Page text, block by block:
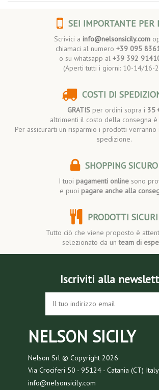
SEI IMPORTANTE PER
Scrivici a info@nelsonsicily.com
chiamaci al numero +39 095
o su whatsapp al +39 392
(Aperti tutti i giorni: 10-14/16-
COSTI DI
GRATISper ordini sopra i 35
altrimenti il costo della consegna
Per assicurarti un risparmio i prodotti verranno
spedizione.
SHOPPING SICURO
I tuoi pagamenti onlinesono
e puoi pagare anche alla
PRODOTTI SICURI
Tutto ciò che viene proposto è
selezionato da unteam di
Iscriviti alla
NELSON SICILY
Nelson Srl © Copyright2026
Via Crociferi 50 - 95124 - Catania (CT) Italy
info@nelsonsicily.com